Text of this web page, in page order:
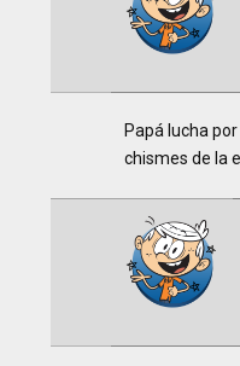
Papá lucha
chismes de la